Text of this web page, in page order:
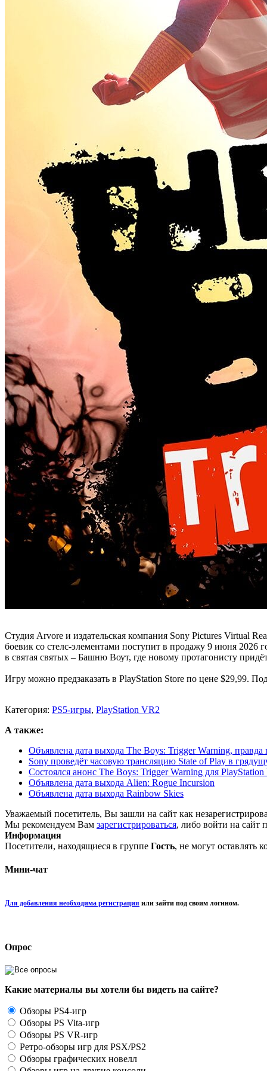
Студия Arvore и издательская компания Sony Pictures Virtual
боевик со стелс-элементами поступит в продажу 9 июня
в святая святых – Башню Воут, где новому протагонисту
Игру можно предзаказать в PlayStation Store по цене $29,99.
Категория: PS5-игры, PlayStation VR2
А также:
Объявлена дата выхода The Boys: Trigger Warning, правда
Sony проведёт часовую трансляцию State of Play в
Состоялся анонс The Boys: Trigger Warning для
Объявлена дата выхода Alien: Rogue Incursion
Объявлена дата выхода Rainbow Skies
Уважаемый посетитель, Вы зашли на сайт как
Мы рекомендуем Вам зарегистрироваться, либо войти на сайт
Информация
Посетители, находящиеся в группе Гость, не могут оставлять
Мини-чат
Для добавления необходима регистрация или зайти под своим логином.
Опрос
Какие материалы вы хотели бы видеть на сайте?
Обзоры PS4-игр
Обзоры PS Vita-игр
Обзоры PS VR-игр
Ретро-обзоры игр для PSX/PS2
Обзоры графических новелл